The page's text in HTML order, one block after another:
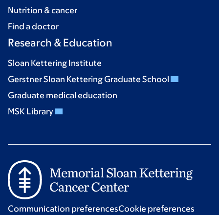
Nutrition & cancer
Find a doctor
Research & Education
Sloan Kettering Institute
Gerstner Sloan Kettering Graduate School
Graduate medical education
MSK Library
Communication preferencesCookie preferences